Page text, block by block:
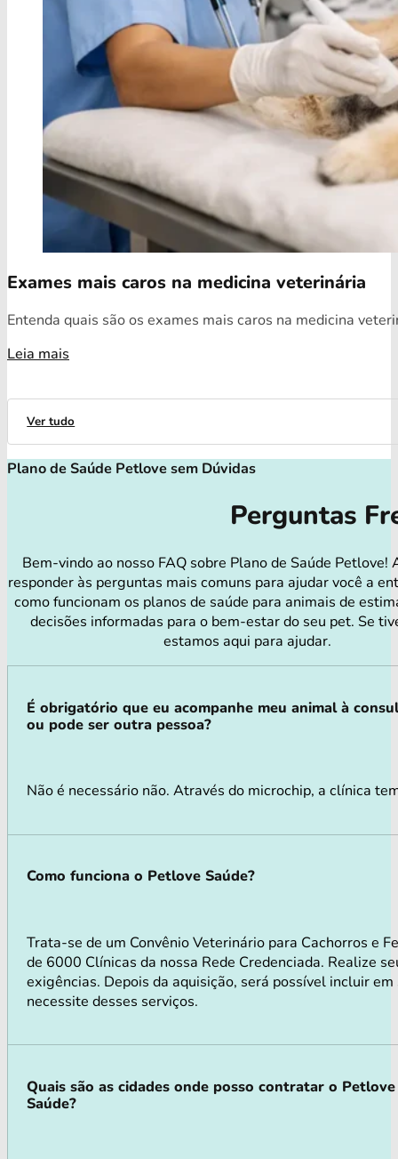
Exames mais caros na medicina veterinária
Entenda quais são os exames mais caros na medicina
Leia mais
Ver tudo
Plano de Saúde Petlove sem Dúvidas
Perguntas
Bem-vindo ao nosso FAQ sobre Plano de Saúde Petlove!
responder às perguntas mais comuns para ajudar você a
como funcionam os planos de saúde para animais de
decisões informadas para o bem-estar do seu pet. Se
estamos aqui para ajudar.
É obrigatório que eu acompanhe meu animal à
ou pode ser outra pessoa?
Não é necessário não. Através do microchip, a clínica
Como funciona o Petlove Saúde?
Trata-se de um Convênio Veterinário para Cachorros e
de 6000 Clínicas da nossa Rede Credenciada. Realize
exigências. Depois da aquisição, será possível incluir
necessite desses serviços.
Quais são as cidades onde posso contratar o Petlove
Saúde?